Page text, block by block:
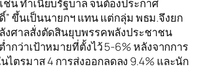
น ทำเนียบรัฐบาล จนต้องประกาศ
ขึ้นเป็นนายกฯ แทน แต่กลุ่ม พธม.จึงยก
ศาลสั่งตัดสินยุบพรรคพลังประชาชน
กว่าเป้าหมายที่ตั้งไว้ 5-6% หลังจากการ
ตรมาส 4 การส่งออกลดลง 9.4% และนัก